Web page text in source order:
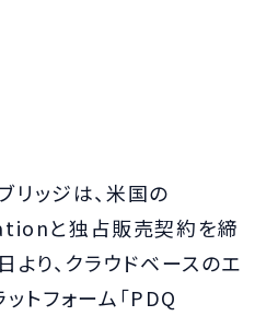
リッジは、米国の
と独占販売契約を締
り、クラウドベースのエ
トフォーム「PDQ